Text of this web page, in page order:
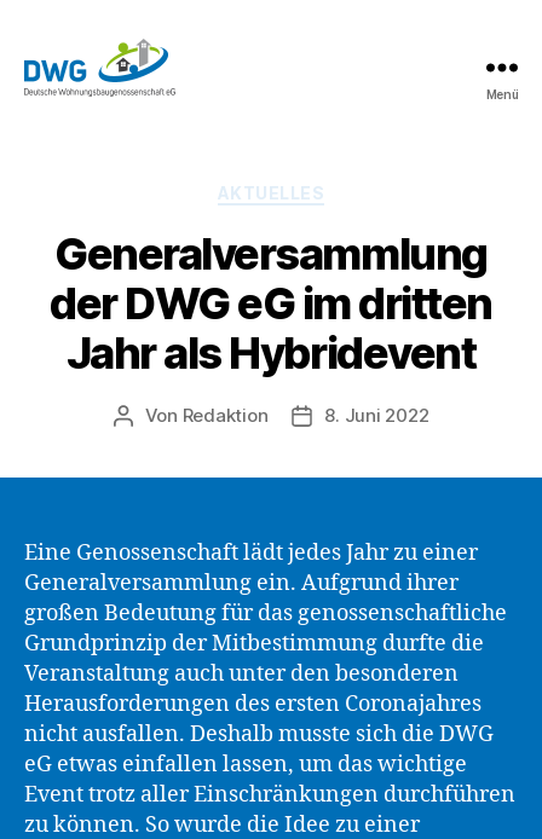
Menü
Kategorien
AKTUELLES
Generalversammlung
der DWG eG im dritten
Jahr als Hybridevent
Beitragsautor
Von Redaktion Beitragsdatum
8. Juni 2022
Eine Genossenschaft lädt jedes Jahr zu einer
Generalversammlung ein. Aufgrund ihrer
großen Bedeutung für das genossenschaftliche
Grundprinzip der Mitbestimmung durfte die
Veranstaltung auch unter den besonderen
Herausforderungen des ersten Coronajahres
nicht ausfallen. Deshalb musste sich die DWG
eG etwas einfallen lassen, um das wichtige
Event trotz aller Einschränkungen durchführen
zu können. So wurde die Idee zu einer